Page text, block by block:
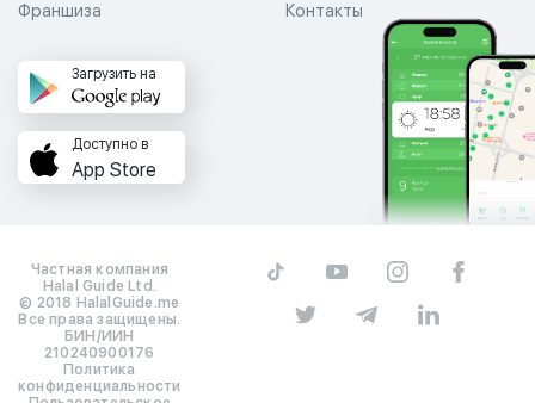
Контакты
Франшиза
Загрузить на
Доступно в
App Store
Частная компания
Halal Guide Ltd.
© 2018 HalalGuide.me
Все права защищены.
БИН/ИИН
210240900176
Политика
конфиденциальности